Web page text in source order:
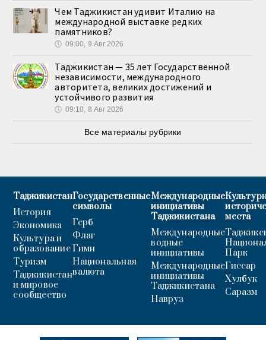
Чем Таджикистан удивит Италию на
международной выставке редких
памятников?
🕔 09:00, 9.Авг 2026
Таджикистан — 35 лет Государственной
независимости, международного
авторитета, великих достижений и
устойчивого развития
🕔 09:10, 8.Авг 2026
Все материалы рубрики
Таджикистан
История
Экономика
Культура и
образование
Туризм
Таджикистан
и мировое
сообщество
Государственные
символы
Герб
Флаг
Гимн
Национальная
валюта
Международные
инициативы
Таджикистана
Международные
водные
инициативы
Международные
инициативы
Таджикистана
Навруз
места
Парк
Гиссар
Хулбук
Саразм